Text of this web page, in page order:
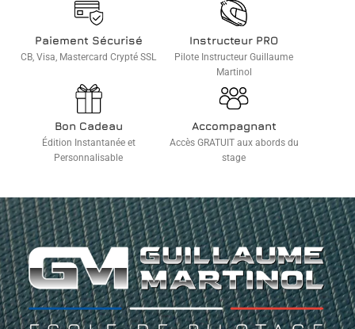
Paiement Sécurisé
CB, Visa, Mastercard Crypté SSL
Instructeur PRO
Pilote Instructeur Guillaume
Martinol
Bon Cadeau
Édition Instantanée et
Personnalisable
Accompagnant
Accès GRATUIT aux abords du
stage